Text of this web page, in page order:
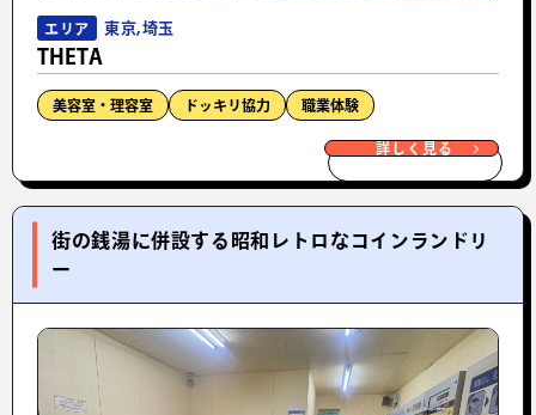
エリア 東京,埼玉
THETA
美容室・理容室 ドッキリ協力 職業体験
詳しく見る
街の銭湯に併設する昭和レトロなコインランドリ
ー